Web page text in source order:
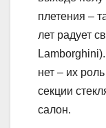
плетения –
лет радует
нет – их
секции
салон.